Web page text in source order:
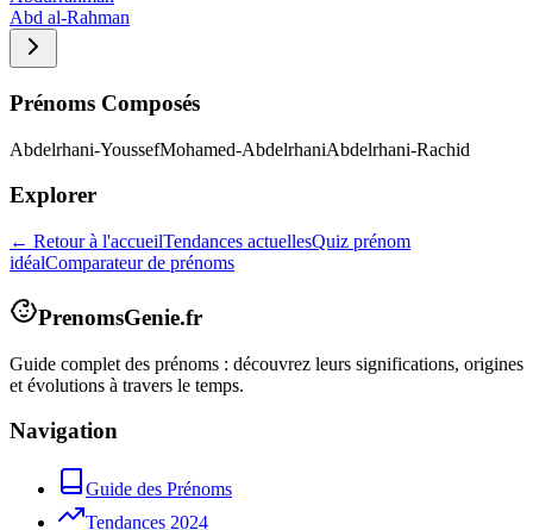
Abd al-Rahman
Prénoms Composés
Abdelrhani-YoussefMohamed-AbdelrhaniAbdelrhani-Rachid
Explorer
← Retour à l'accueilTendances actuellesQuiz prénom
idéalComparateur de prénoms
PrenomsGenie.fr
Guide complet des prénoms : découvrez leurs significations, origines
et évolutions à travers le temps.
Navigation
Guide des Prénoms
Tendances 2024